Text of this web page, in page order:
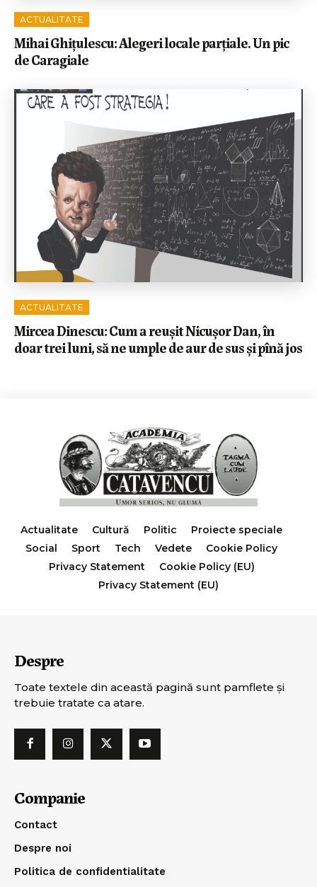
ACTUALITATE
Mihai Ghițulescu: Alegeri locale parțiale. Un pic
de Caragiale
ACTUALITATE
Mircea Dinescu: Cum a reușit Nicușor Dan, în
doar trei luni, să ne umple de aur de sus și pînă jos
Actualitate Cultură Politic
Proiecte speciale
Social
Sport Tech Vedete
Cookie Policy
Privacy Statement
Cookie Policy (EU)
Privacy Statement (EU)
Despre
Toate textele din această pagină sunt pamflete şi
trebuie tratate ca atare.
Companie
Contact
Despre noi
Politica de confidentialitate